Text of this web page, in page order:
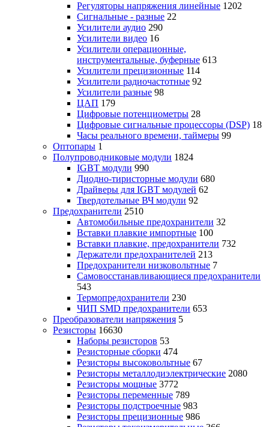
Регуляторы напряжения линейные 1202
Сигнальные - разные 22
Усилители аудио 290
Усилители видео 16
Усилители операционные,
инструментальные, буферные 613
Усилители прецизионные 114
Усилители радиочастотные 92
Усилители разные 98
ЦАП 179
Цифровые потенциометры 28
Цифровые сигнальные процессоры (DSP) 18
Часы реального времени, таймеры 99
Оптопары 1
Полупроводниковые модули 1824
IGBT модули 990
Диодно-тиристорные модули 680
Драйверы для IGBT модулей 62
Твердотельные ВЧ модули 92
Предохранители 2510
Автомобильные предохранители 32
Вставки плавкие импортные 100
Вставки плавкие, предохранители 732
Держатели предохранителей 213
Предохранители низковольтные 7
Самовосстанавливающиеся предохранители
543
Термопредохранители 230
ЧИП SMD предохранители 653
Преобразователи напряжения 5
Резисторы 16630
Наборы резисторов 53
Резисторные сборки 474
Резисторы высоковольтные 67
Резисторы металлодиэлектрические 2080
Резисторы мощные 3772
Резисторы переменные 789
Резисторы подстроечные 983
Резисторы прецизионные 986